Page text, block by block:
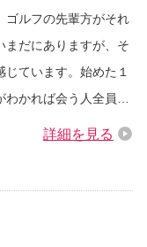
ゴルフの先輩方がそれ
まだにありますが、そ
ています。始めた１
わかれば会う人全員…
詳細を見る